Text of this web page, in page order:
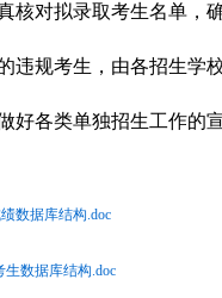
核对拟录取考生名单
违规考生，由各招生学
好各类单独招生工作的
数据库结构.doc
数据库结构.doc